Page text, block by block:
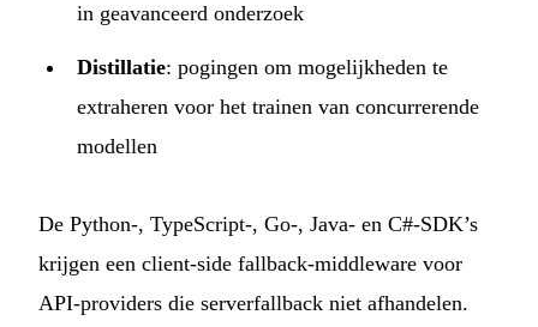
in geavanceerd onderzoek
Distillatie: pogingen om mogelijkheden te
extraheren voor het trainen van concurrerende
modellen
De Python-, TypeScript-, Go-, Java- en C#-SDK’s
krijgen een client-side fallback-middleware voor
API-providers die serverfallback niet afhandelen.